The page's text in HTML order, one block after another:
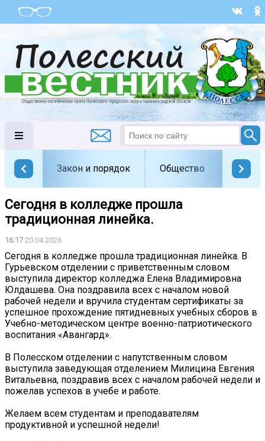
Закон и порядок Общество
Сегодня в колледже прошла
традиционная линейка.
16:1720.04.2026
Сегодня в колледже прошла традиционная линейка. В
Гурьевском отделении с приветственным словом
выступила директор колледжа Елена Владимировна
Юлдашева. Она поздравила всех с началом новой
рабочей недели и вручила студентам сертификаты за
успешное прохождение пятидневных учебных сборов в
Учебно-методическом центре военно-патриотического
воспитания «Авангард».
В Полесском отделении с напутственным словом
выступила заведующая отделением Милицина Евгения
Витальевна, поздравив всех с началом рабочей недели и
пожелав успехов в учебе и работе.
Желаем всем студентам и преподавателям
продуктивной и успешной недели!